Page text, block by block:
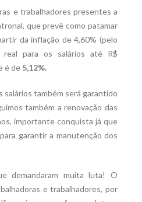
e trabalhadores presentes a
que prevê como patamar
da inflação de 4,60% (pelo
para os salários até R$
é de 5,12%.
salários também será garantido
também a renovação das
importante conquista já que
garantir a manutenção dos
demandaram muita luta! O
e trabalhadores, por